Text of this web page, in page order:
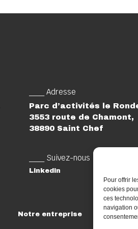
Pour offrir
cookies
ces
navigation
___ Adresse
Parc d’activités le
3553 route de Chamont,
38890 Saint Chef
___ Suivez-nous
Linkedin
Notre entreprise